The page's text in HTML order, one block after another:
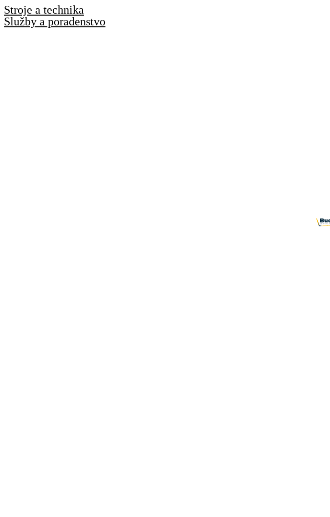
Preskočiť
na
obsah
Stroje a technika
Služby a poradenstvo